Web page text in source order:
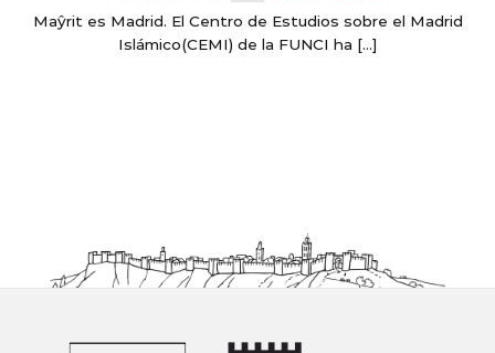
Maŷrit es Madrid. El Centro de Estudios sobre el Madrid
Islámico(CEMI) de la FUNCI ha [...]